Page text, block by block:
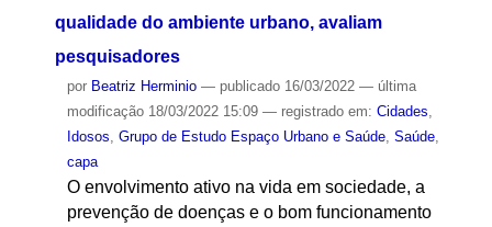
qualidade do ambiente urbano, avaliam
pesquisadores
por Beatriz Herminio — publicado16/03/2022 — última
modificação18/03/2022 15:09 — registrado em: Cidades,
Idosos, Grupo de Estudo Espaço Urbano e Saúde, Saúde,
capa
O envolvimento ativo na vida em sociedade, a
prevenção de doenças e o bom funcionamento